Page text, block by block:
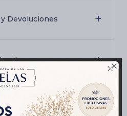

Devoluciones
de pago